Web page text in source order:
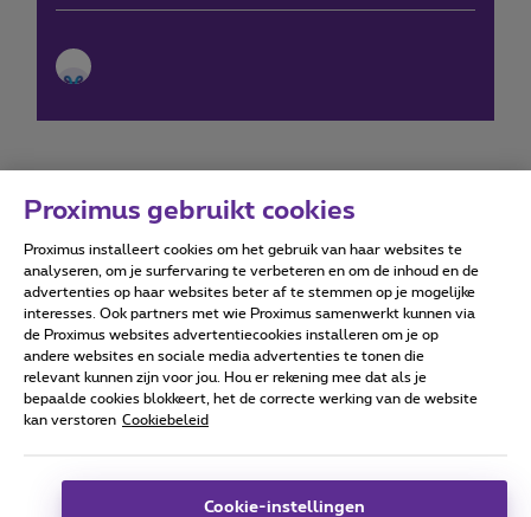
Forumvoorwaarden Accessibility statement
Alle rechten voorbehouden. © Proximus
Algemene voorwaarden, consumenteninfo
Deze website is gecreëerd en wordt beheerd conform het
Proximus gebruikt cookies
Proximus installeert cookies om het gebruik van haar websites te
analyseren, om je surfervaring te verbeteren en om de inhoud en de
advertenties op haar websites beter af te stemmen op je mogelijke
interesses. Ook partners met wie Proximus samenwerkt kunnen via
de Proximus websites advertentiecookies installeren om je op
andere websites en sociale media advertenties te tonen die
relevant kunnen zijn voor jou. Hou er rekening mee dat als je
bepaalde cookies blokkeert, het de correcte werking van de website
kan verstoren Cookiebeleid
Cookie-instellingen